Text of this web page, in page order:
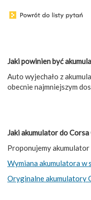
Jaki powinien być
Auto wyjechało z
obecnie najmniejszym
Jaki akumulator do Corsa
Proponujemy
Wymiana akumulatora w
Oryginalne akumulatory